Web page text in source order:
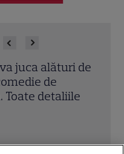
Thrillerul
un detaliu